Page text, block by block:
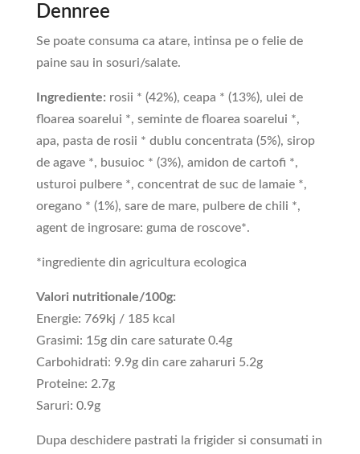
Dennree
Se poate consuma ca atare, intinsa pe o felie de
paine sau in sosuri/salate.
Ingrediente: rosii * (42%), ceapa * (13%), ulei de
floarea soarelui *, seminte de floarea soarelui *,
apa, pasta de rosii * dublu concentrata (5%), sirop
de agave *, busuioc * (3%), amidon de cartofi *,
usturoi pulbere *, concentrat de suc de lamaie *,
oregano * (1%), sare de mare, pulbere de chili *,
agent de ingrosare: guma de roscove*.
*ingrediente din agricultura ecologica
Valori nutritionale/100g:
Energie: 769kj / 185 kcal
Grasimi: 15g din care saturate 0.4g
Carbohidrati: 9.9g din care zaharuri 5.2g
Proteine: 2.7g
Saruri: 0.9g
Dupa deschidere pastrati la frigider si consumati in